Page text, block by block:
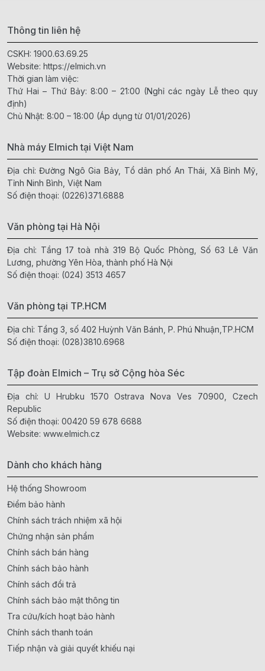
Thông tin liên hệ
CSKH: 1900.63.69.25
Website: https://elmich.vn
Thời gian làm việc:
Thứ Hai – Thứ Bảy: 8:00 – 21:00 (Nghỉ các ngày Lễ theo quy
định)
Chủ Nhật: 8:00 – 18:00 (Áp dụng từ 01/01/2026)
Nhà máy Elmich tại Việt Nam
Địa chỉ: Đường Ngô Gia Bảy, Tổ dân phố An Thái, Xã Bình Mỹ,
Tỉnh Ninh Bình, Việt Nam
Số điện thoại: (0226)371.6888
Văn phòng tại Hà Nội
Địa chỉ: Tầng 17 toà nhà 319 Bộ Quốc Phòng, Số 63 Lê Văn
Lương, phường Yên Hòa, thành phố Hà Nội
Số điện thoại: (024) 3513 4657
Văn phòng tại TP.HCM
Địa chỉ: Tầng 3, số 402 Huỳnh Văn Bánh, P. Phú Nhuận,TP.HCM
Số điện thoại: (028)3810.6968
Tập đoàn Elmich – Trụ sở Cộng hòa Séc
Địa chỉ: U Hrubku 1570 Ostrava Nova Ves 70900, Czech
Republic
Số điện thoại: 00420 59 678 6688
Website: www.elmich.cz
Dành cho khách hàng
Hệ thống Showroom
Điểm bảo hành
Chính sách trách nhiệm xã hội
Chứng nhận sản phẩm
Chính sách bán hàng
Chính sách bảo hành
Chính sách đổi trả
Chính sách bảo mật thông tin
Tra cứu/kích hoạt bảo hành
Chính sách thanh toán
Tiếp nhận và giải quyết khiếu nại